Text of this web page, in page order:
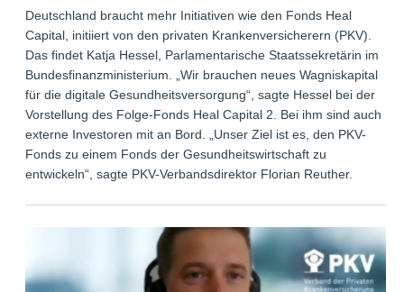
Deutschland braucht mehr Initiativen wie den Fonds Heal
Capital, initiiert von den privaten Krankenversicherern (PKV).
Das findet Katja Hessel, Parlamentarische Staatssekretärin im
Bundesfinanzministerium. „Wir brauchen neues Wagniskapital
für die digitale Gesundheitsversorgung“, sagte Hessel bei der
Vorstellung des Folge-Fonds Heal Capital 2. Bei ihm sind auch
externe Investoren mit an Bord. „Unser Ziel ist es, den PKV-
Fonds zu einem Fonds der Gesundheitswirtschaft zu
entwickeln“, sagte PKV-Verbandsdirektor Florian Reuther.